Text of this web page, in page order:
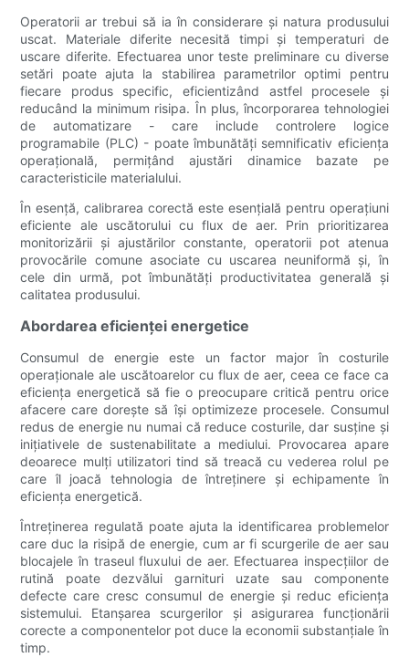
Operatorii ar trebui să ia în considerare și natura produsului
uscat. Materiale diferite necesită timpi și temperaturi de
uscare diferite. Efectuarea unor teste preliminare cu diverse
setări poate ajuta la stabilirea parametrilor optimi pentru
fiecare produs specific, eficientizând astfel procesele și
reducând la minimum risipa. În plus, încorporarea tehnologiei
de automatizare - care include controlere logice
programabile (PLC) - poate îmbunătăți semnificativ eficiența
operațională, permițând ajustări dinamice bazate pe
caracteristicile materialului.
În esență, calibrarea corectă este esențială pentru operațiuni
eficiente ale uscătorului cu flux de aer. Prin prioritizarea
monitorizării și ajustărilor constante, operatorii pot atenua
provocările comune asociate cu uscarea neuniformă și, în
cele din urmă, pot îmbunătăți productivitatea generală și
calitatea produsului.
Abordarea eficienței energetice
Consumul de energie este un factor major în costurile
operaționale ale uscătoarelor cu flux de aer, ceea ce face ca
eficiența energetică să fie o preocupare critică pentru orice
afacere care dorește să își optimizeze procesele. Consumul
redus de energie nu numai că reduce costurile, dar susține și
inițiativele de sustenabilitate a mediului. Provocarea apare
deoarece mulți utilizatori tind să treacă cu vederea rolul pe
care îl joacă tehnologia de întreținere și echipamente în
eficiența energetică.
Întreținerea regulată poate ajuta la identificarea problemelor
care duc la risipă de energie, cum ar fi scurgerile de aer sau
blocajele în traseul fluxului de aer. Efectuarea inspecțiilor de
rutină poate dezvălui garnituri uzate sau componente
defecte care cresc consumul de energie și reduc eficiența
sistemului. Etanșarea scurgerilor și asigurarea funcționării
corecte a componentelor pot duce la economii substanțiale în
timp.